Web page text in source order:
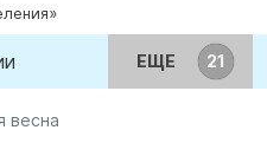
ЕЩЕ
весна